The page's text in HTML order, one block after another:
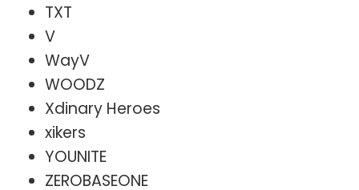
TXT
V
WayV
WOODZ
Xdinary Heroes
xikers
YOUNITE
ZEROBASEONE